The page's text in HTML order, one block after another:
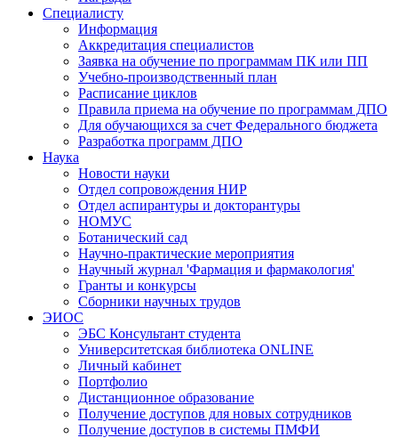
Специалисту
Информация
Аккредитация специалистов
Заявка на обучение по программам ПК или ПП
Учебно-производственный план
Расписание циклов
Правила приема на обучение по программам ДПО
Для обучающихся за счет Федерального бюджета
Разработка программ ДПО
Наука
Новости науки
Отдел сопровождения НИР
Отдел аспирантуры и докторантуры
НОМУС
Ботанический сад
Научно-практические мероприятия
Научный журнал 'Фармация и фармакология'
Гранты и конкурсы
Сборники научных трудов
ЭИОС
ЭБС Консультант студента
Университетская библиотека ONLINE
Личный кабинет
Портфолио
Дистанционное образование
Получение доступов для новых сотрудников
Получение доступов в системы ПМФИ